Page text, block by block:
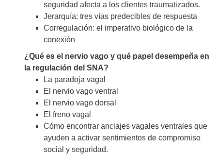
seguridad afecta a los clientes traumatizados.
Jerarquía: tres vías predecibles de respuesta
Corregulación: el imperativo biológico de la
conexión
¿Qué es el nervio vago y qué papel desempeña en
la regulación del SNA?
La paradoja vagal
El nervio vago ventral
El nervio vago dorsal
El freno vagal
Cómo encontrar anclajes vagales ventrales que
ayuden a activar sentimientos de compromiso
social y seguridad.